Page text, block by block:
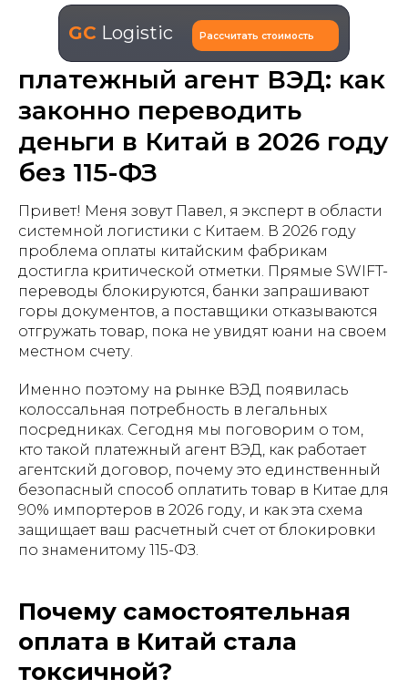
GC Logistic Рассчитать стоимость
платежный агент ВЭД: как
законно переводить
деньги в Китай в 2026 году
без 115-ФЗ
Привет! Меня зовут Павел, я эксперт в области
системной логистики с Китаем. В 2026 году
проблема оплаты китайским фабрикам
достигла критической отметки. Прямые SWIFT-
переводы блокируются, банки запрашивают
горы документов, а поставщики отказываются
отгружать товар, пока не увидят юани на своем
местном счету.
Именно поэтому на рынке ВЭД появилась
колоссальная потребность в легальных
посредниках. Сегодня мы поговорим о том,
кто такой платежный агент ВЭД, как работает
агентский договор, почему это единственный
безопасный способ оплатить товар в Китае для
90% импортеров в 2026 году, и как эта схема
защищает ваш расчетный счет от блокировки
по знаменитому 115-ФЗ.
Почему самостоятельная
оплата в Китай стала
токсичной?